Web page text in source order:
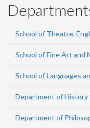
School of Theatre,
School of Fine Art and
School of Languages
Department of History
Department of